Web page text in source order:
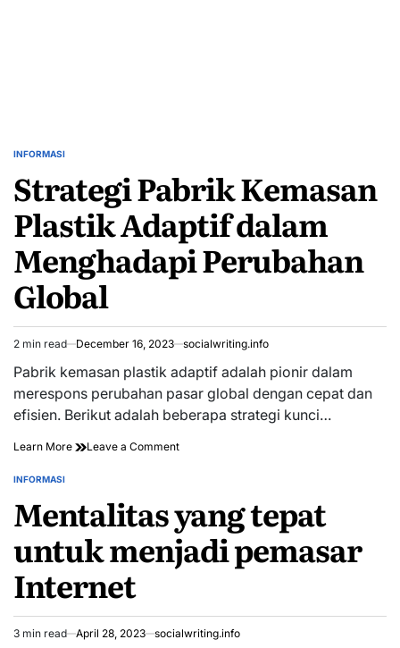
POSTED
INFORMASI
Strategi Pabrik Kemasan
Plastik Adaptif dalam
Menghadapi Perubahan
Global
Estimated
read
time
2 min read December 16, 2023 socialwriting.info
Pabrik kemasan plastik adaptif adalah pionir dalam
merespons perubahan pasar global dengan cepat dan
efisien. Berikut adalah beberapa strategi kunci…
Learn More Leave a Commenton
Plastik
Adaptif
dalam
Menghadapi
POSTED
INFORMASI
Mentalitas yang tepat
untuk menjadi pemasar
Internet
Estimated
3 min read April 28, 2023 socialwriting.info